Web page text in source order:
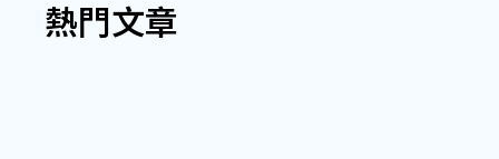
熱門文章